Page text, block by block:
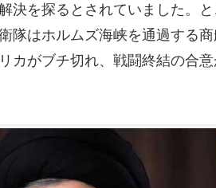
決を探るとされていました。
隊はホルムズ海峡を通過する
カがブチ切れ、戦闘終結の合